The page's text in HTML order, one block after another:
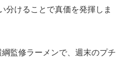
分けることで真価を発揮しま
綱監修ラーメンで、週末のプチ